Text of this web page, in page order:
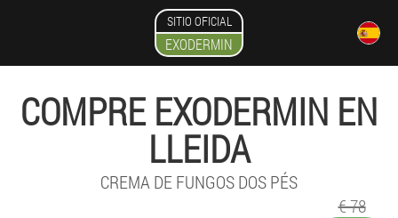
SITIO OFICIAL
EXODERMIN
COMPRE EXODERMIN EN
LLEIDA
CREMA DE FUNGOS DOS PÉS
€ 78